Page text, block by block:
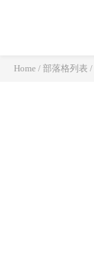
Home / 部落格列表 /